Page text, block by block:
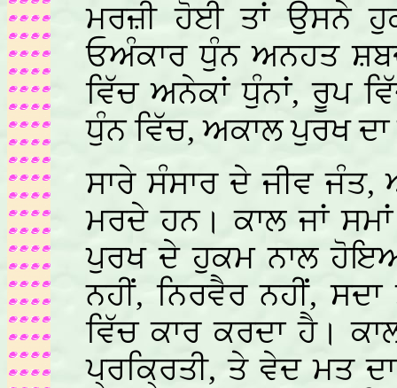
ਮਰਜ਼ੀ ਹੋਈ ਤਾਂ ਉਸਨੇ
ਓਅੰਕਾਰ ਧੁੰਨ ਅਨਹਤ
ਵਿੱਚ ਅਨੇਕਾਂ ਧੁੰਨਾਂ, ਰੂਪ
ਧੁੰਨ ਵਿੱਚ, ਅਕਾਲ ਪੁਰਖ
ਸਾਰੇ ਸੰਸਾਰ ਦੇ ਜੀਵ
ਮਰਦੇ ਹਨ। ਕਾਲ ਜਾਂ
ਪੁਰਖ ਦੇ ਹੁਕਮ ਨਾਲ
ਨਹੀਂ, ਨਿਰਵੈਰ ਨਹੀਂ,
ਵਿੱਚ ਕਾਰ ਕਰਦਾ ਹੈ।
ਪ੍ਰਕ੍ਰਿਤੀ, ਤੇ ਵੇਦ ਮਤ